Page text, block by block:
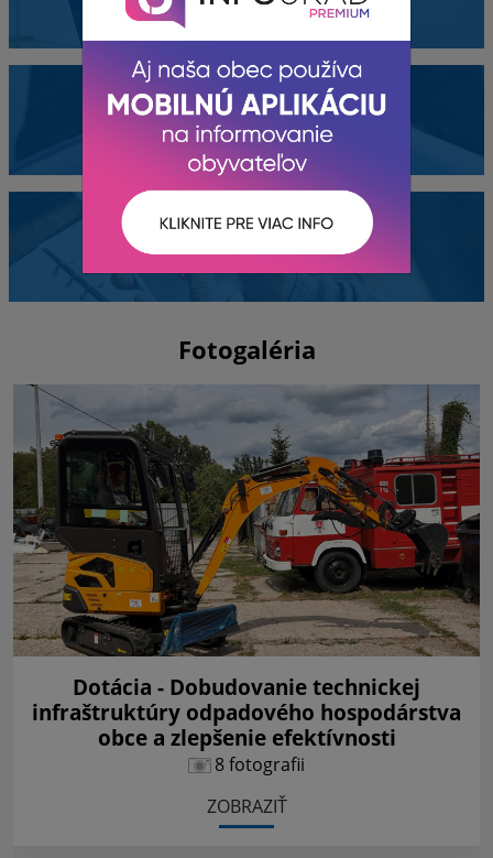
Dokumenty
Fotogaléria
Dotácia - Dobudovanie technickej
infraštruktúry odpadového hospodárstva
obce a zlepšenie efektívnosti
8 fotografii
ZOBRAZIŤ